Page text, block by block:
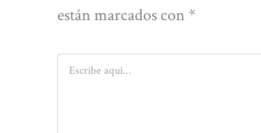
están marcados con *
aquí...